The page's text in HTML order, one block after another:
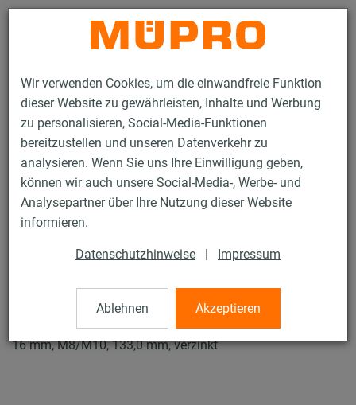
Wir verwenden Cookies, um die einwandfreie Funktion
dieser Website zu gewährleisten, Inhalte und Werbung
zu personalisieren, Social-Media-Funktionen
bereitzustellen und unseren Datenverkehr zu
analysieren. Wenn Sie uns Ihre Einwilligung geben,
können wir auch unsere Social-Media-, Werbe- und
Analysepartner über Ihre Nutzung dieser Website
informieren.
Datenschutzhinweise | Impressum
Ablehnen Akzeptieren
Kontakt
Produkte Befestigungstechnik
Rohrschellen
ISO-Schellen Typ H, M, T
ISO-Schellen Typ H, M, T
Iso-Schelle JUNIOR DÄMMGULAST® grün, Typ H, Iso 9,5-
16 mm, M8/M10, 133,0 mm, verzinkt